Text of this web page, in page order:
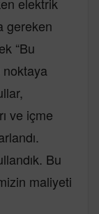
elektrik
gereken
“Bu
ve içme
Bu
maliyeti